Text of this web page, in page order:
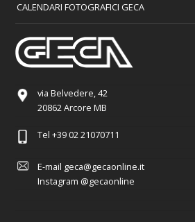
CALENDARI FOTOGRAFICI GECA
via Belvedere, 42
20862 Arcore MB
Tel +39 02 21070711
E-mail geca@gecaonline.it
Instagram @gecaonline